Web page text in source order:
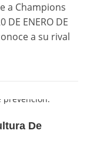
a Champions
DE ENERO DE
a su rival
De